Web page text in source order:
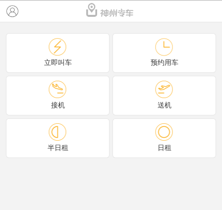
立即叫车 预约用车
接机 送机
半日租 日租